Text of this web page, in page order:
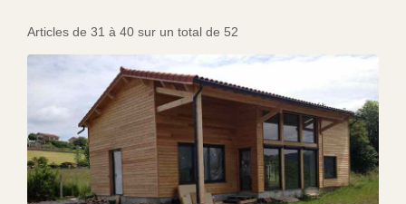
Articles de 31 à 40 sur un total de 52